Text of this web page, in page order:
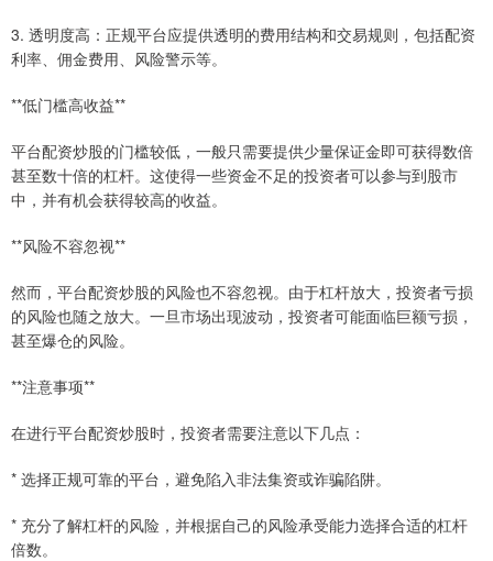
3. 透明度高：正规平台应提供透明的费用结构和交易规则，包括配资
利率、佣金费用、风险警示等。
**低门槛高收益**
平台配资炒股的门槛较低，一般只需要提供少量保证金即可获得数倍
甚至数十倍的杠杆。这使得一些资金不足的投资者可以参与到股市
中，并有机会获得较高的收益。
**风险不容忽视**
然而，平台配资炒股的风险也不容忽视。由于杠杆放大，投资者亏损
的风险也随之放大。一旦市场出现波动，投资者可能面临巨额亏损，
甚至爆仓的风险。
**注意事项**
在进行平台配资炒股时，投资者需要注意以下几点：
* 选择正规可靠的平台，避免陷入非法集资或诈骗陷阱。
* 充分了解杠杆的风险，并根据自己的风险承受能力选择合适的杠杆
倍数。